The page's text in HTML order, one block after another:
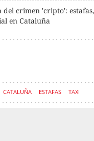
del crimen 'cripto':
en Cataluña
CATALUÑA ESTAFAS TAXI